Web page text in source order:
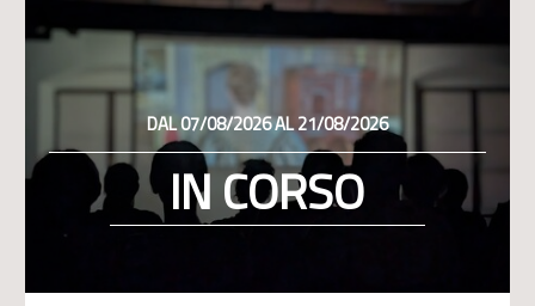
DAL 07/08/2026 AL 21/08/2026
IN CORSO